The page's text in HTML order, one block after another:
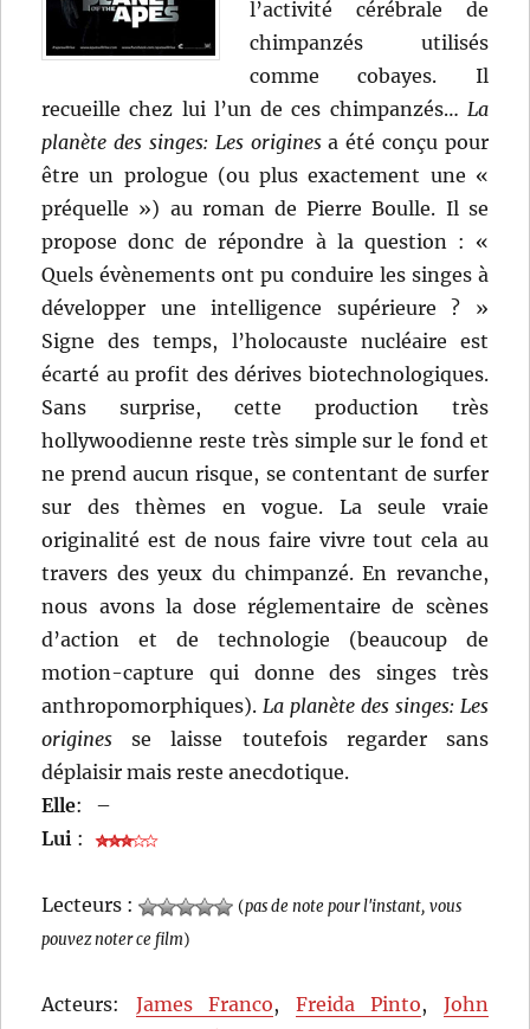
l’activité cérébrale de
chimpanzés utilisés
comme cobayes. Il
recueille chez lui l’un de ces chimpanzés… La
planète des singes: Les originesa été conçu pour
être un prologue (ou plus exactement une «
préquelle ») au roman de Pierre Boulle. Il se
propose donc de répondre à la question : «
Quels évènements ont pu conduire les singes à
développer une intelligence supérieure ? »
Signe des temps, l’holocauste nucléaire est
écarté au profit des dérives biotechnologiques.
Sans surprise, cette production très
hollywoodienne reste très simple sur le fond et
ne prend aucun risque, se contentant de surfer
sur des thèmes en vogue. La seule vraie
originalité est de nous faire vivre tout cela au
travers des yeux du chimpanzé. En revanche,
nous avons la dose réglementaire de scènes
d’action et de technologie (beaucoup de
motion-capture qui donne des singes très
anthropomorphiques).La planète des singes: Les
origines se laisse toutefois regarder sans
déplaisir mais reste anecdotique.
Elle:
–
Lui :
Lecteurs : (pas de note pour l'instant, vous
pouvez noter ce film)
Acteurs: James Franco, Freida Pinto, John